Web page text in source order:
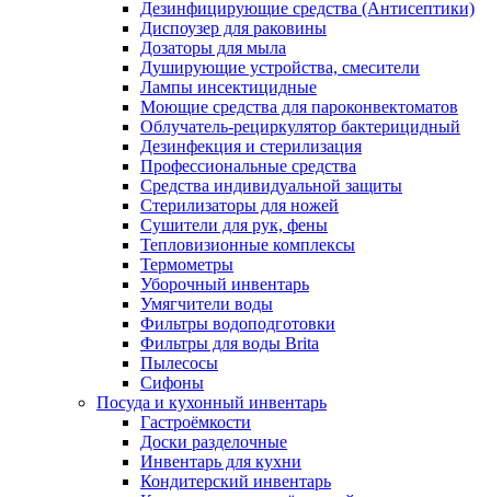
Дезинфицирующие средства (Антисептики)
Диспоузер для раковины
Дозаторы для мыла
Душирующие устройства, смесители
Лампы инсектицидные
Моющие средства для пароконвектоматов
Облучатель-рециркулятор бактерицидный
Дезинфекция и стерилизация
Профессиональные средства
Средства индивидуальной защиты
Стерилизаторы для ножей
Сушители для рук, фены
Тепловизионные комплексы
Термометры
Уборочный инвентарь
Умягчители воды
Фильтры водоподготовки
Фильтры для воды Brita
Пылесосы
Сифоны
Посуда и кухонный инвентарь
Гастроёмкости
Доски разделочные
Инвентарь для кухни
Кондитерский инвентарь